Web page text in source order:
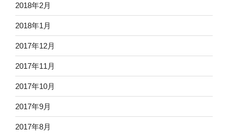
2018年2月
2018年1月
2017年12月
2017年11月
2017年10月
2017年9月
2017年8月